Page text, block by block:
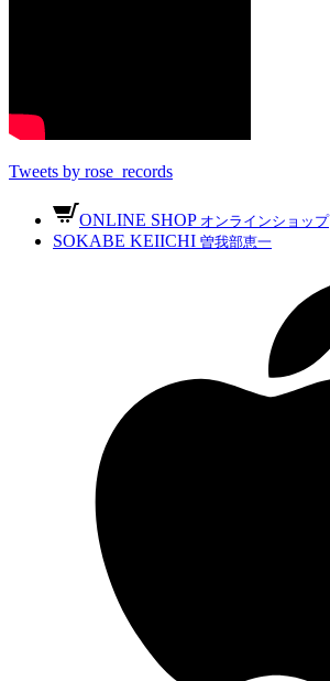
Tweets by rose_records
ONLINE SHOP オンラインショップ
SOKABE KEIICHI 曽我部恵一